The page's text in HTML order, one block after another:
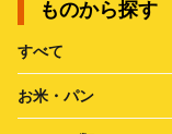
ものから探す
すべて
お米・パン